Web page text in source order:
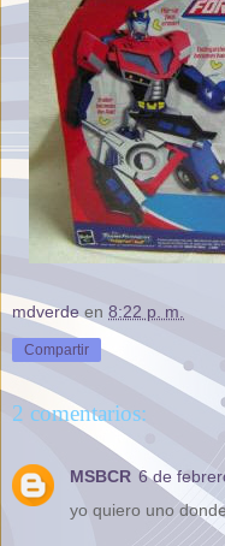
mdverde en 8:22 p. m.
Compartir
2 comentarios:
MSBCR 6 de
yo quiero uno